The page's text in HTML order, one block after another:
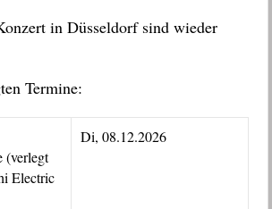
in Düsseldorf sind wieder
Termine:
(verlegt
Electric
Di, 08.12.2026